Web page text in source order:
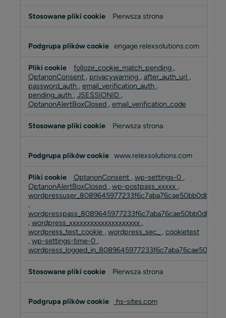
Pierwsza strona
engage.relexsolutions.com
folloze_cookie_match_pending ,
OptanonConsent , privacywarning , after_auth_url ,
password_auth , email_verification_auth ,
pending_auth , JSESSIONID ,
OptanonAlertBoxClosed , email_verification_code
Pierwsza strona
www.relexsolutions.com
OptanonConsent , wp-settings-0 ,
OptanonAlertBoxClosed , wp-postpass_xxxxx ,
wordpressuser_8089645977233f6c7aba76cae50bb0db
,
wordpresspass_8089645977233f6c7aba76cae50bb0db
, wordpress_xxxxxxxxxxxxxxxxxxxx ,
wordpress_test_cookie , wordpress_sec_ , cookietest
, wp-settings-time-0 ,
Pierwsza strona
hs-sites.com